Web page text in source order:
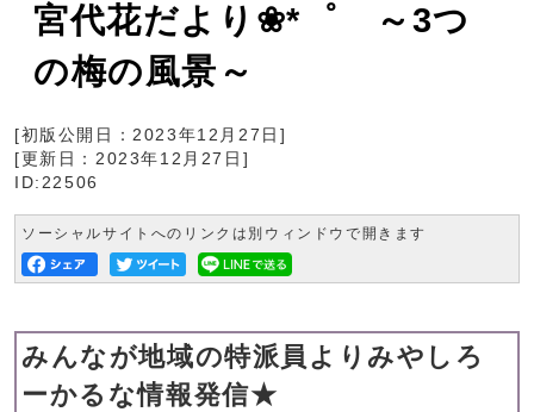
宮代花だより❀*゜ ～3つ
の梅の風景～
[初版公開日：2023年12月27日 ]
[更新日： 2023年12月27日 ]
ID:22506
ソーシャルサイトへのリンクは別ウィンドウで開きます
みんなが地域の特派員よりみやしろ
ーかるな情報発信★